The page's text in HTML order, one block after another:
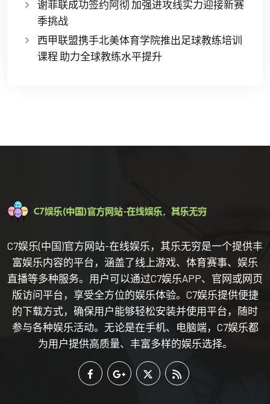
谢菲联成功签约阿彻 加强进攻线实力迎接新赛
季挑战
西甲联盟携手北美体育学院推出足球教练培训
课程 助力全球教练水平提升
C7娱乐(中国)官方网站-在线娱乐，其乐无穷是一个提供丰
富娱乐内容的平台，涵盖了线上游戏、体育赛事、娱乐
直播等多种服务。用户可以通过C7娱乐APP、官网或网页
版访问平台，享受全方位的娱乐体验。C7娱乐提供便捷
的下载方式，确保用户能够轻松安装并使用平台，随时
参与各种娱乐活动。无论是在手机、电脑端，C7娱乐都
为用户提供高质量、丰富多样的娱乐选择。